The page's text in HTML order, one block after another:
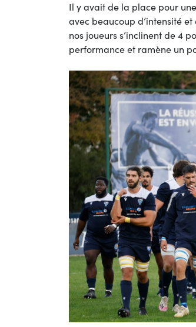
Il y avait de la place pour
avec beaucoup d’intensité
nos joueurs s’inclinent de 4
performance et ramène un